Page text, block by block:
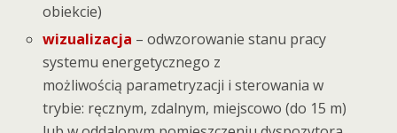
obiekcie)
wizualizacja – odwzorowanie stanu pracy
systemu energetycznego z
możliwością parametryzacji i sterowania w
trybie: ręcznym, zdalnym, miejscowo (do 15 m)